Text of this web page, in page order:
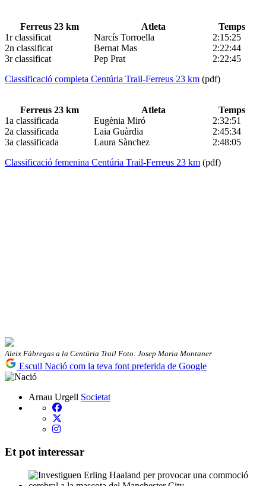
Ferreus 23 km Atleta
Temps
1r classificat
Narcís Torroella
2:15:25
2n classificat
Bernat Mas
2:22:44
3r classificat
Pep Prat
2:22:45
Classificació completa Centúria Trail-Ferreus 23 km (pdf)
Ferreus 23 km Atleta
Temps
1a classificada
Eugènia Miró
2:32:51
2a classificada
Laia Guàrdia
2:45:34
3a classificada
Laura Sànchez
2:48:05
Classificació femenina Centúria Trail-Ferreus 23 km (pdf)
Aleix Fàbregas a la Centúria Trail Foto: Josep Maria Montaner
Escull Nació com la teva font preferida de Google
Arnau Urgell Societat
Et pot interessar